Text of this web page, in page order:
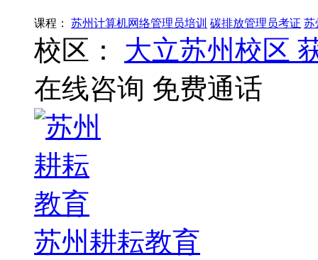
课程： 苏州计算机网络管理员培训 碳排放管理员考证 苏
校区： 大立苏州校区
在线咨询 免费通话
苏州耕耘教育